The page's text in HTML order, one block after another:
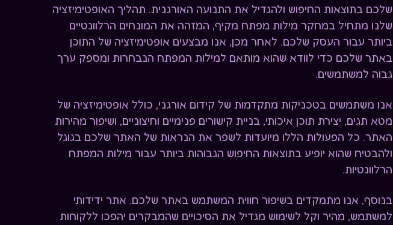
שלכם בתוצאות החיפוש ולהגדיל את התנועה האורגנית. תהליך האופטימיזציה
שלנו מתחיל במחקר מילות מפתח מקיף, המזהה את המונחים הרלוונטיים
ביותר עבור העסק שלכם. לאחר מכן, אנו מבצעים אופטימיזציה של התוכן
באתר שלכם כדי לוודא שהוא מותאם למילות המפתח הנבחרות ומספק ערך
גבוה למשתמשים.
אנו משתמשים בטכניקות מתקדמות של קידום אורגני, כולל אופטימיזציה של
מטא תגים, יצירת תוכן איכותי, בניית קישורים פנימיים וחיצוניים, ושיפור מהירות
האתר. כל הפעולות הללו מיועדות לשפר את הנראות של האתר שלכם בגוגל
ולהבטיח שהוא יופיע בתוצאות החיפוש הגבוהות ביותר עבור מילות המפתח
הרלוונטיות.
בנוסף, אנו מתמקדים בשיפור חווית המשתמש באתר שלכם. אתר ידידותי
למשתמש, מהיר וקל לשימוש מגדיל את הסיכויים שהמבקרים יהפכו ללקוחות